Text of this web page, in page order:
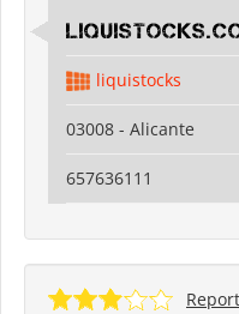
liquistocks
03008 - Alicante
657636111